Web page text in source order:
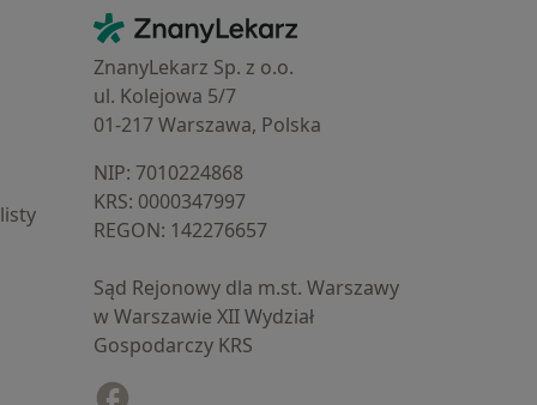
Kontakt
ZnanyLekarz - Strona główna
ZnanyLekarz Sp. z o.o.
ul. Kolejowa 5/7
01-217 Warszawa, Polska
NIP: ⁠7010224868
KRS: ⁠0000347997
REGON: ⁠142276657
Sąd Rejonowy dla m.st. Warszawy
w Warszawie XII Wydział
Gospodarczy KRS